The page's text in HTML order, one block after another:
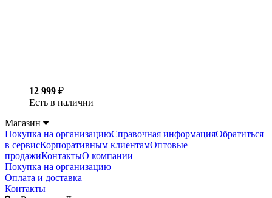
12 999 ₽
Есть в наличии
Магазин
Покупка на организациюСправочная информацияОбратиться
в сервисКорпоративным клиентамОптовые
продажиКонтактыО компании
Покупка на организацию
Оплата и доставка
Контакты